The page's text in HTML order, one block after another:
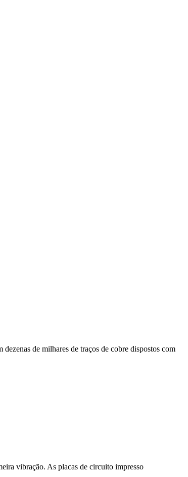
de milhares de traços de cobre dispostos com
vibração. As placas de circuito impresso